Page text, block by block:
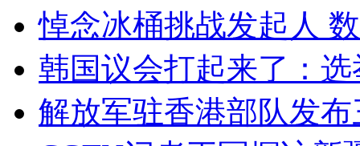
悼念冰桶挑战发起人
韩国议会打起来了：
解放军驻香港部队发